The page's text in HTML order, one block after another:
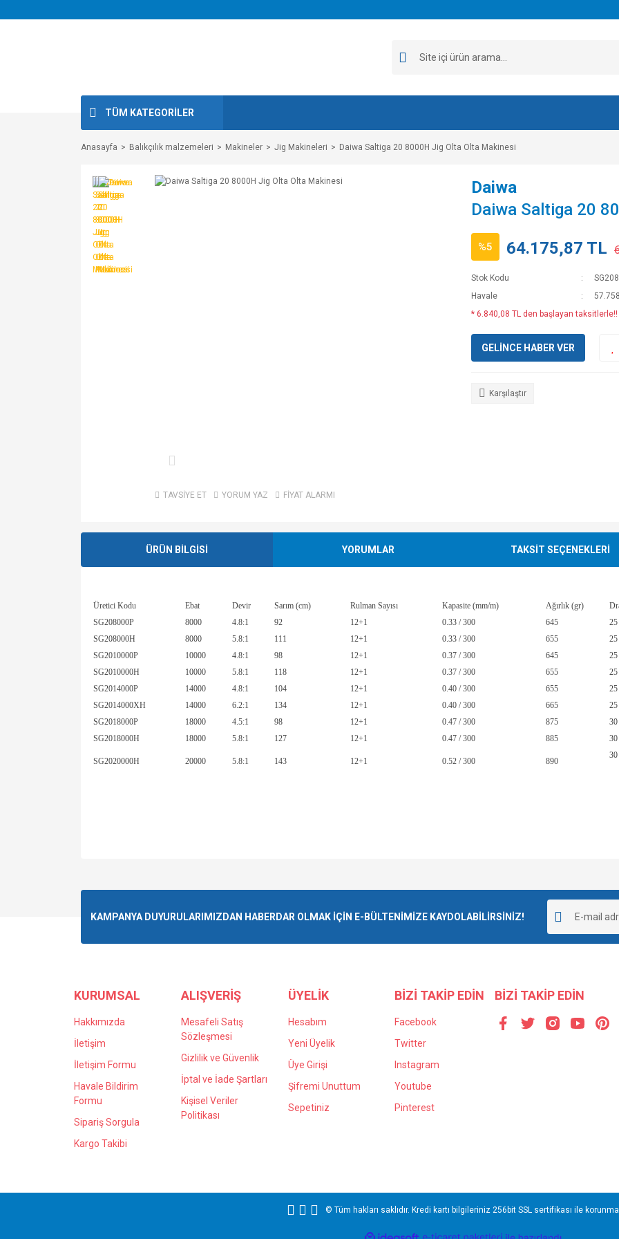
TÜM KATEGORİLER
Anasayfa Balıkçılık malzemeleri Makineler Jig Makineleri Daiwa Saltiga 20 8000H Jig Olta Olta Makinesi
TAVSİYE ET YORUM YAZ FİYAT ALARMI
Daiwa
Daiwa Saltiga 20
%5 64.175,87 TL
Stok Kodu
Havale
* 6.840,08 TL den başlayan taksitlerle!!
GELİNCE HABER VER
Karşılaştır
ÜRÜN BİLGİSİ YORUMLAR TAKSİT SEÇENEKLERİ
Üretici Kodu Ebat Devir Sarım (cm) Rulman Sayısı Kapasite (mm/m) Ağırlık (gr)
SG208000P
8000 4.8:1 92 12+1 0.33 / 300 645
25
SG208000H
8000 5.8:1 111 12+1 0.33 / 300 655
25
SG2010000P
10000 4.8:1 98 12+1 0.37 / 300 645
25
SG2010000H
10000 5.8:1 118 12+1 0.37 / 300 655
25
SG2014000P
14000 4.8:1 104 12+1 0.40 / 300 655
25
SG2014000XH
14000 6.2:1 134 12+1 0.40 / 300 665
25
SG2018000P
18000 4.5:1 98 12+1 0.47 / 300 875
30
SG2018000H
18000 5.8:1 127 12+1 0.47 / 300 885 30
SG2020000H 20000 5.8:1 143 12+1 0.52 / 300 890
30
Ürün açıklamasında eksik bilgiler bulunuyor.
Ürün bilgilerinde hatalar bulunuyor.
KAMPANYA DUYURULARIMIZDAN HABERDAR OLMAK İÇİN E-BÜLTENİMİZE KAYDOLABİLİRSİNİZ!
KURUMSAL
Hakkımızda
İletişim
İletişim Formu
Havale Bildirim
Formu
Sipariş Sorgula
Kargo Takibi
ALIŞVERİŞ
Mesafeli Satış
Sözleşmesi
Gizlilik ve Güvenlik
İptal ve İade Şartları
Kişisel Veriler
Politikası
ÜYELİK
Hesabım
Yeni Üyelik
Üye Girişi
Şifremi Unuttum
Sepetiniz
BİZİ TAKİP EDİN
Facebook
Twitter
Instagram
Youtube
Pinterest
BİZİ TAKİP EDİN
© Tüm hakları saklıdır. Kredi kartı bilgileriniz 256bit SSL sertifikası ile